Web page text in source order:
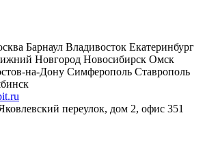
Барнаул Владивосток Екатеринбург
Новгород Новосибирск Омск
на-Дону Симферополь Ставрополь
переулок, дом 2, офис 351